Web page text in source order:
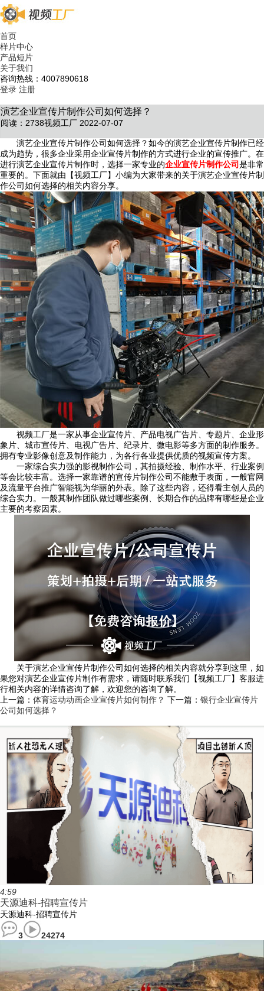
首页
样片中心
产品短片
关于我们
咨询热线：4007890618
登录 注册
演艺企业宣传片制作公司如何选择？
阅读：2738视频工厂 2022-07-07
演艺企业宣传片制作公司如何选择？如今的演艺企业宣传片制作已经
成为趋势，很多企业采用企业宣传片制作的方式进行企业的宣传推广。在
进行演艺企业宣传片制作时，选择一家专业的企业宣传片制作公司是非常
重要的。下面就由【视频工厂】小编为大家带来的关于演艺企业宣传片制
作公司如何选择的相关内容分享。
视频工厂是一家从事企业宣传片、产品电视广告片、专题片、企业形
象片、城市宣传片、电视广告片、纪录片、微电影等多方面的制作服务。
拥有专业影像创意及制作能力，为各行各业提供优质的视频宣传方案。
一家综合实力强的影视制作公司，其拍摄经验、制作水平、行业案例
等会比较丰富。选择一家靠谱的宣传片制作公司不能敷于表面，一般官网
及流量平台推广智能视为华丽的外表。除了这些内容，还得看主创人员的
综合实力。一般其制作团队做过哪些案例、长期合作的品牌有哪些是企业
主要的考察因素。
关于演艺企业宣传片制作公司如何选择的相关内容就分享到这里，如
果您对演艺企业宣传片制作有需求，请随时联系我们【视频工厂】客服进
行相关内容的详情咨询了解，欢迎您的咨询了解。
上一篇： 体育运动动画企业宣传片如何制作？ 下一篇： 银行企业宣传片
公司如何选择？
4:59
天源迪科-招聘宣传片
天源迪科-招聘宣传片
3 24274